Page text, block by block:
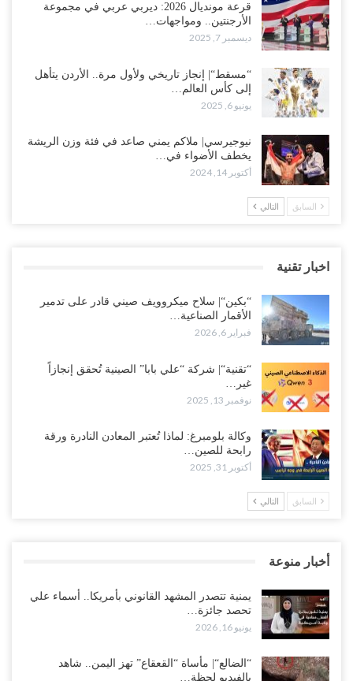
قرعة مونديال 2026: ديربي عربي في مجموعة
الأرجنتين.. ومواجهات…
ديسمبر 7, 2025
“مسقط“| إنجاز تاريخي ولأول مرة.. الأردن يتأهل
إلى كأس العالم…
يونيو 6, 2025
نيوجيرسي| ملاكم يمني صاعد في فئة وزن الريشة
يخطف الأضواء في…
أكتوبر 14, 2024
السابق التالي
اخبار تقنية
“بكين“| سلاح ميكروويف صيني قادر على تدمير
الأقمار الصناعية…
فبراير 6, 2026
“تقنية“| شركة “علي بابا” الصينية تُحقق إنجازاً
غير…
نوفمبر 13, 2025
وكالة بلومبرغ: لماذا تُعتبر المعادن النادرة ورقة
رابحة للصين…
أكتوبر 31, 2025
السابق التالي
أخبار منوعة
يمنية تتصدر المشهد القانوني بأمريكا.. أسماء علي
تحصد جائزة…
يونيو 16, 2026
“الضالع“| مأساة “القعقاع” تهز اليمن.. شاهد
بالفيديو لحظة…